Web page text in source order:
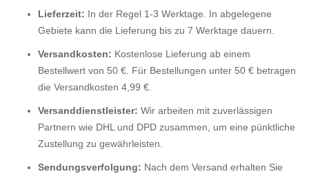
Lieferzeit: In der Regel 1-3 Werktage. In abgelegene
Gebiete kann die Lieferung bis zu 7 Werktage dauern.
Versandkosten: Kostenlose Lieferung ab einem
Bestellwert von 50 €. Für Bestellungen unter 50 € betragen
die Versandkosten 4,99 €.
Versanddienstleister: Wir arbeiten mit zuverlässigen
Partnern wie DHL und DPD zusammen, um eine pünktliche
Zustellung zu gewährleisten.
Sendungsverfolgung: Nach dem Versand erhalten Sie